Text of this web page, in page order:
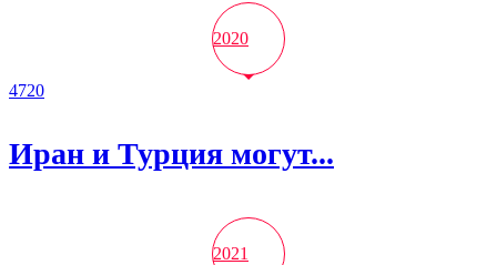
2020
4720
Иран и Турция могут...
2021